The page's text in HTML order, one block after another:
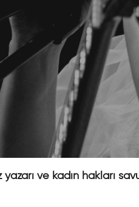
yazarı ve kadın hakları